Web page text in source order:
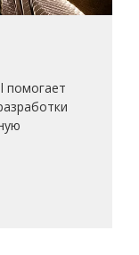
помогает